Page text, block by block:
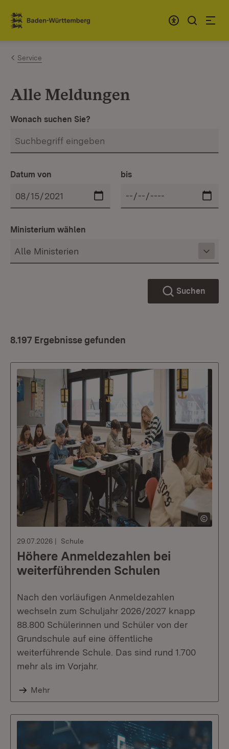
Zum Inhalt springen
Link zur Startseite
Service
Alle Meldungen
Wonach suchen Sie?
Datum von bis
Ministerium wählen
Suchen
8.197 Ergebnisse gefunden
29.07.2026 Schule
Höhere Anmeldezahlen bei
weiterführenden Schulen
Nach den vorläufigen Anmeldezahlen
wechseln zum Schuljahr 2026/2027 knapp
88.800 Schülerinnen und Schüler von der
Grundschule auf eine öffentliche
weiterführende Schule. Das sind rund 1.700
mehr als im Vorjahr.
Mehr